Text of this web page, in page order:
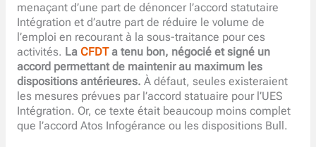
menaçant d’une part de dénoncer l’accord statutaire
Intégration et d’autre part de réduire le volume de
l’emploi en recourant à la sous-traitance pour ces
activités. La CFDT a tenu bon, négocié et signé un
accord permettant de maintenir au maximum les
dispositions antérieures. À défaut, seules existeraient
les mesures prévues par l’accord statuaire pour l’UES
Intégration. Or, ce texte était beaucoup moins complet
que l’accord Atos Infogérance ou les dispositions Bull.